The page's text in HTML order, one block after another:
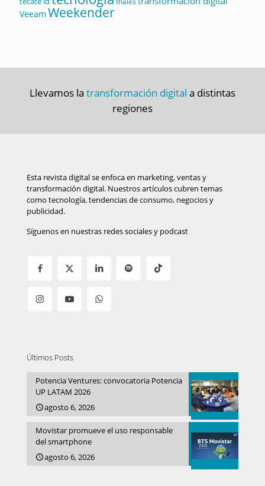
Veeam Weekender
Llevamos la transformación digital a distintas
regiones
Esta revista digital se enfoca en marketing, ventas y
transformación digital. Nuestros artículos cubren temas
como tecnología, tendencias de consumo, negocios y
publicidad.
Síguenos en nuestras redes sociales y podcast
Últimos Posts
Potencia Ventures: convocatoria Potencia
UP LATAM 2026
agosto 6, 2026
Movistar promueve el uso responsable
del smartphone
agosto 6, 2026